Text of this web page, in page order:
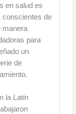
en salud es
conscientes de
manera
para
un
de
laLatin